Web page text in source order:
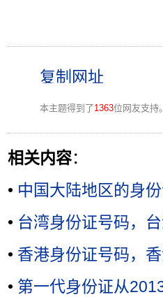
本主题得到了1363位网友支持
相关内容：
• 中国大陆地区的身
• 台湾身份证号码，
• 香港身份证号码，
• 第一代身份证从